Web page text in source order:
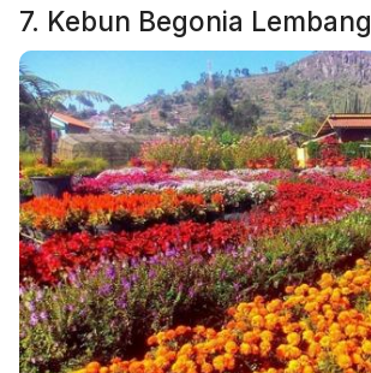
7. Kebun Begonia Lembang